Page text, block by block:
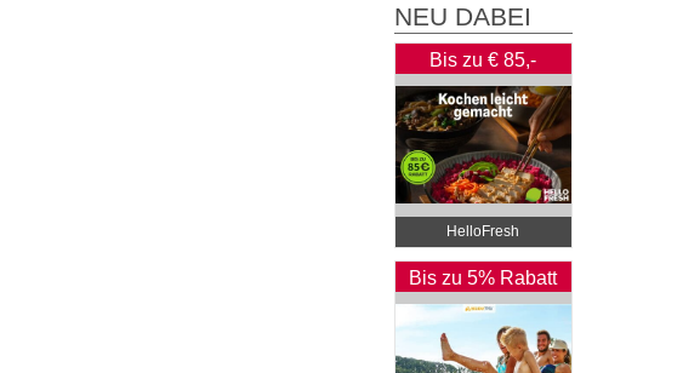
NEU DABEI
Bis zu € 85,-
Rabatt
HelloFresh
Bis zu 5% Rabatt